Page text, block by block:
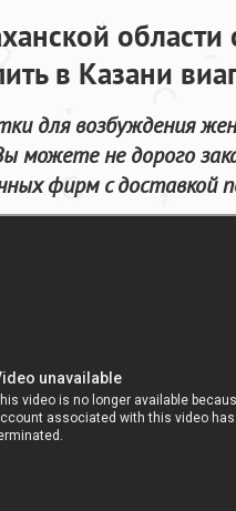
в Казани
для возбуждения
можете не дорого
фирм с доставкой